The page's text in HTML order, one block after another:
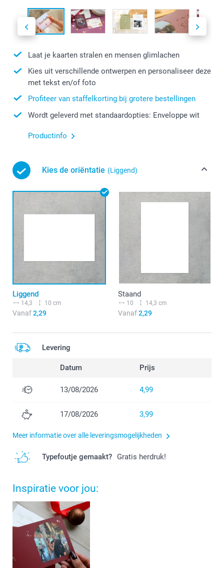
Laat je kaarten stralen en mensen glimlachen
Kies uit verschillende ontwerpen en personaliseer deze
met tekst en/of foto
Profiteer van staffelkorting bij grotere bestellingen
Wordt geleverd met standaardopties: Enveloppe wit
Productinfo
Kies de oriëntatie (Liggend)
Liggend
14,3 10 cm
Vanaf2,29
Staand
10 14,3 cm
Vanaf2,29
Levering
Datum Prijs
13/08/2026 4,99
17/08/2026 3,99
Meer informatie over alle leveringsmogelijkheden
Typefoutje gemaakt? Gratis herdruk!
Inspiratie voor jou: